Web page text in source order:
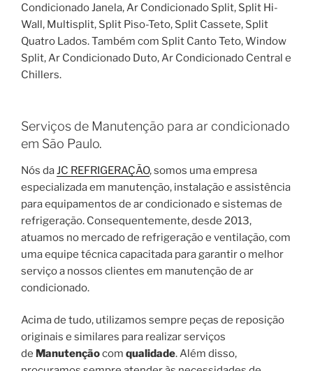
Condicionado Janela, Ar Condicionado Split, Split Hi-
Wall, Multisplit, Split Piso-Teto, Split Cassete, Split
Quatro Lados. Também com Split Canto Teto, Window
Split, Ar Condicionado Duto, Ar Condicionado Central e
Chillers.
Serviços de Manutenção para ar condicionado
em São Paulo.
Nós daJC REFRIGERAÇÃO, somos uma empresa
especializada em manutenção, instalação e assistência
para equipamentos de ar condicionado e sistemas de
refrigeração. Consequentemente, desde 2013,
atuamos no mercado de refrigeração e ventilação, com
uma equipe técnica capacitada para garantir o melhor
serviço a nossos clientes em manutenção de ar
condicionado.
Acima de tudo, utilizamos sempre peças de reposição
originais e similares para realizar serviços
de Manutençãocom qualidade. Além disso,